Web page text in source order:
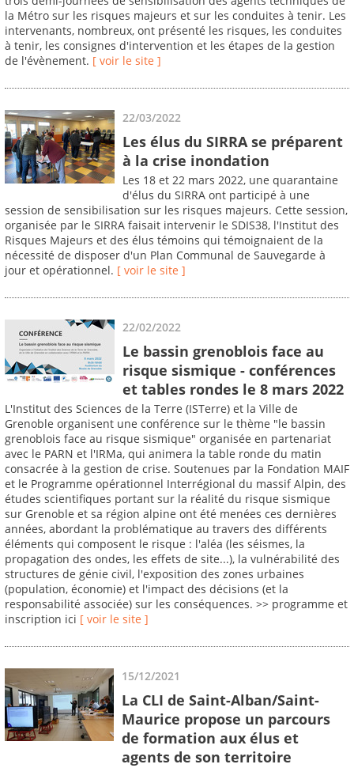
la Métro sur les risques majeurs et sur les conduites à tenir. Les
intervenants, nombreux, ont présenté les risques, les conduites
à tenir, les consignes d'intervention et les étapes de la gestion
de l'évènement. [ voir le site ]
22/03/2022
Les élus du SIRRA se préparent
à la crise inondation
Les 18 et 22 mars 2022, une quarantaine
d'élus du SIRRA ont participé à une
session de sensibilisation sur les risques majeurs. Cette session,
organisée par le SIRRA faisait intervenir le SDIS38, l'Institut des
Risques Majeurs et des élus témoins qui témoignaient de la
nécessité de disposer d'un Plan Communal de Sauvegarde à
jour et opérationnel. [ voir le site ]
22/02/2022
Le bassin grenoblois face au
risque sismique - conférences
et tables rondes le 8 mars 2022
L'Institut des Sciences de la Terre (ISTerre) et la Ville de
Grenoble organisent une conférence sur le thème "le bassin
grenoblois face au risque sismique" organisée en partenariat
avec le PARN et l'IRMa, qui animera la table ronde du matin
consacrée à la gestion de crise. Soutenues par la Fondation MAIF
et le Programme opérationnel Interrégional du massif Alpin, des
études scientifiques portant sur la réalité du risque sismique
sur Grenoble et sa région alpine ont été menées ces dernières
années, abordant la problématique au travers des différents
éléments qui composent le risque : l'aléa (les séismes, la
propagation des ondes, les effets de site...), la vulnérabilité des
structures de génie civil, l'exposition des zones urbaines
(population, économie) et l'impact des décisions (et la
responsabilité associée) sur les conséquences. >> programme et
inscription ici [ voir le site ]
15/12/2021
La CLI de Saint-Alban/Saint-
Maurice propose un parcours
de formation aux élus et
agents de son territoire